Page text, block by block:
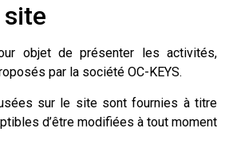
site
objet de présenter les activités,
par la société OC-KEYS.
sur le site sont fournies à titre
d’être modifiées à tout moment